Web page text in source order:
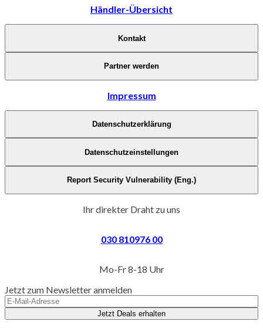
Händler-Übersicht
Kontakt
Partner werden
Impressum
Datenschutzerklärung
Datenschutzeinstellungen
Report Security Vulnerability (Eng.)
Ihr direkter Draht zu uns
030 810976 00
Mo-Fr 8-18 Uhr
Jetzt zum Newsletter anmelden
Jetzt Deals erhalten